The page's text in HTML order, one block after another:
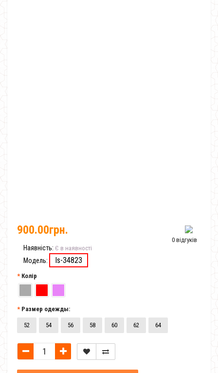
0 відгуків
900.00грн.
Наявність: Є в наявності
Модель: Is-34823
Колір
Размер одежды:
52 54 56 58 60 62 64